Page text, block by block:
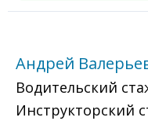
Андрей
Водительский
Инструкторский